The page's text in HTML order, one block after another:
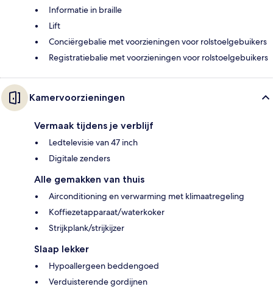
Informatie in braille
Lift
Conciërgebalie met voorzieningen voor rolstoelgebuikers
Registratiebalie met voorzieningen voor rolstoelgebuikers
Kamervoorzieningen
Vermaak tijdens je verblijf
Ledtelevisie van 47 inch
Digitale zenders
Alle gemakken van thuis
Airconditioning en verwarming met klimaatregeling
Koffiezetapparaat/waterkoker
Strijkplank/strijkijzer
Slaap lekker
Hypoallergeen beddengoed
Verduisterende gordijnen